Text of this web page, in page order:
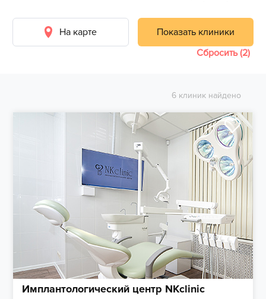
На карте
Показать клиники
Сбросить (2)
6 клиник найдено
Имплантологический центр NKclinic